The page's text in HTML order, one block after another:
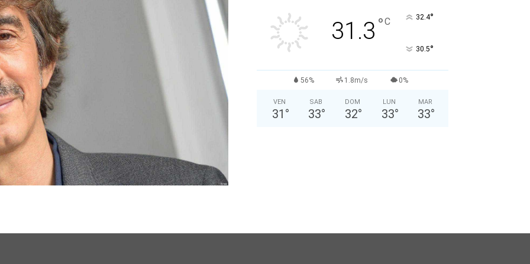
Cognome: *
Maschio
Femmina
Anno di Nascita: *
Professione: *
31.3 °C 32.4°
30.5°
56% 1.8m/s 0%
VEN
31 °
SAB
33°
DOM
32°
LUN
33°
MAR
33°